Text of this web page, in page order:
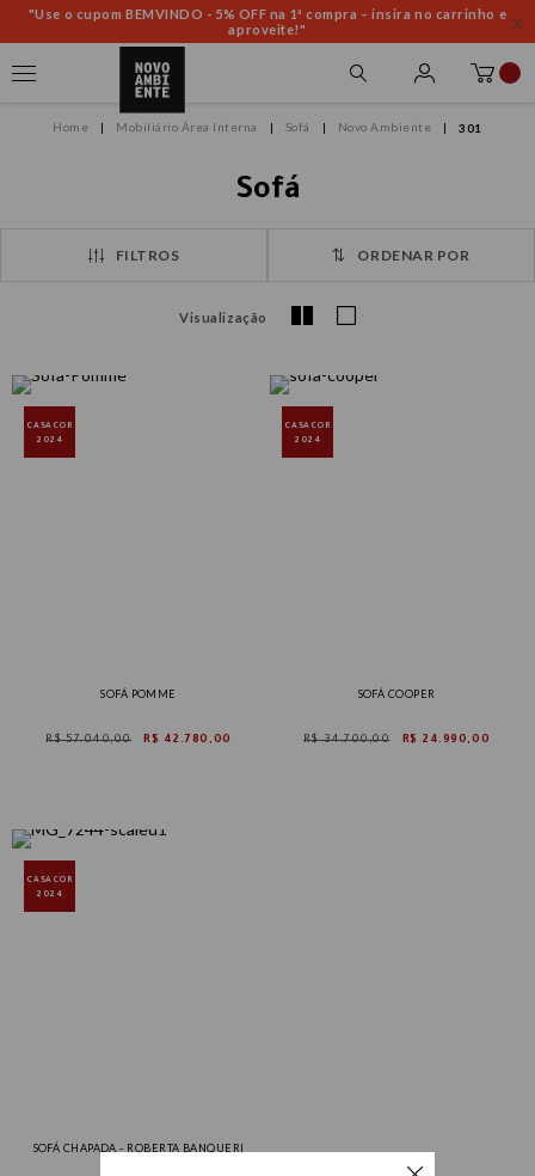
"Use o cupom BEMVINDO - 5% OFF na 1ª compra – insira no carrinho e
aproveite!"
Mobiliário Área Interna Sofá Novo Ambiente 301
Sofá
FILTROS ORDENAR POR
Visualização
SOFÁ POMME
R$ 57.040,00 R$ 42.780,00
CASACOR
2024
SOFÁ COOPER
R$ 34.700,00 R$ 24.990,00
CASACOR
2024
SOFÁ CHAPADA - ROBERTA BANQUERI
CASACOR
2024